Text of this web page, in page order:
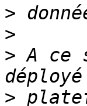
>
>
> A ce
>